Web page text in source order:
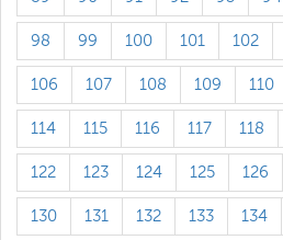
98 99 100 101 102
106 107 108 109 110
114 115 116 117 118
122 123 124 125 126
130 131 132 133 134